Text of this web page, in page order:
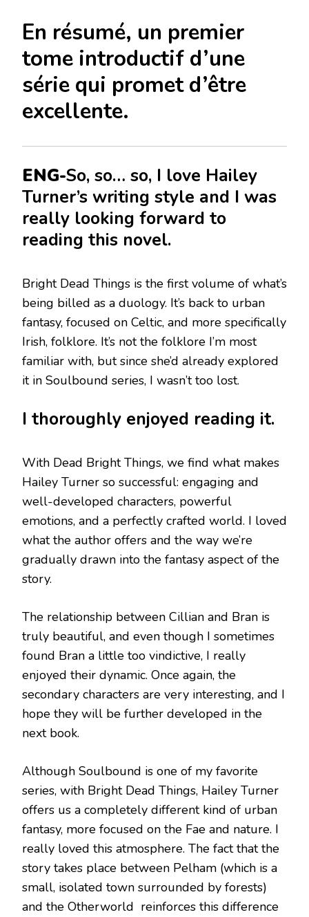
En résumé, un premier
tome introductif d’une
série qui promet d’être
excellente.
ENG-So, so… so, I love Hailey
Turner’s writing style and I was
really looking forward to
reading this novel.
Bright Dead Things is the first volume of what’s
being billed as a duology. It’s back to urban
fantasy, focused on Celtic, and more specifically
Irish, folklore. It’s not the folklore I’m most
familiar with, but since she’d already explored
it in Soulbound series, I wasn’t too lost.
I thoroughly enjoyed reading it.
With Dead Bright Things, we find what makes
Hailey Turner so successful: engaging and
well-developed characters, powerful
emotions, and a perfectly crafted world. I loved
what the author offers and the way we’re
gradually drawn into the fantasy aspect of the
story.
The relationship between Cillian and Bran is
truly beautiful, and even though I sometimes
found Bran a little too vindictive, I really
enjoyed their dynamic. Once again, the
secondary characters are very interesting, and I
hope they will be further developed in the
next book.
Although Soulbound is one of my favorite
series, with Bright Dead Things, Hailey Turner
offers us a completely different kind of urban
fantasy, more focused on the Fae and nature. I
really loved this atmosphere. The fact that the
story takes place between Pelham (which is a
small, isolated town surrounded by forests)
and the Otherworld reinforces this difference